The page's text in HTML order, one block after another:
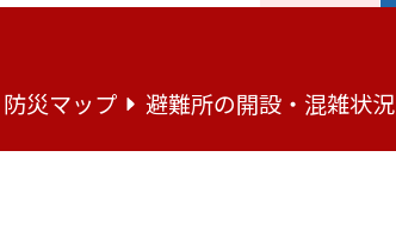
防災マップ 避難所の開設・混雑状況
ィスについて